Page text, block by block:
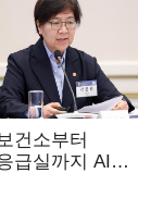
건소부터
급실까지 AI